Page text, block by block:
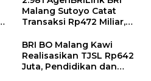
Malang Sutoyo Catat
Transaksi Rp472 Miliar,
Makin Dekat dengan
Masyarakat
BRI BO Malang Kawi
Realisasikan TJSL Rp642
Juta, Pendidikan dan